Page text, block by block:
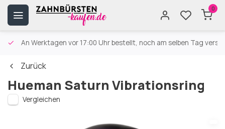
0
An Werktagen vor 17:00 Uhr bestellt, noch am selben Tag
Zurück
Hueman Saturn Vibrationsring
Vergleichen